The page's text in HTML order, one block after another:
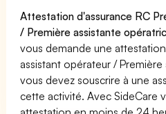
Attestation d'assurance RC
/ Première assistante
vous demande une
assistant opérateur /
vous devez souscrire à une
cette activité. Avec SideCare